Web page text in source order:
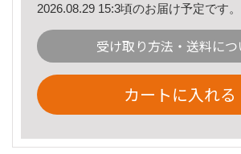
2026.08.29 15:3頃のお届け予定です。
受け取り方法・送料につ
カートに入れる